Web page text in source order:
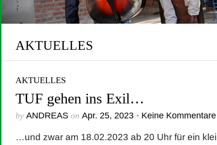
Februar 2023
Mai 2022
April 2022
September 2021
August 2021
Februar 2020
Januar 2020
Juni 2019
November 2018
Juli 2018
April 2018
August 2016
Juli 2015
November 2014
Juli 2013
November 2012
Anmelden
Eintrags-Feed
AKTUELLES
AKTUELLES
TUF gehen ins Exil…
byANDREAS onApr. 25, 2023 • Keine Kommentare
…und zwar am 18.02.2023 ab 20 Uhr für ein